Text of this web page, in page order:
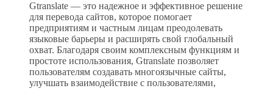
Gtranslate — это надежное и эффективное решение
для перевода сайтов, которое помогает
предприятиям и частным лицам преодолевать
языковые барьеры и расширять свой глобальный
охват. Благодаря своим комплексным функциям и
простоте использования, Gtranslate позволяет
пользователям создавать многоязычные сайты,
улучшать взаимодействие с пользователями,